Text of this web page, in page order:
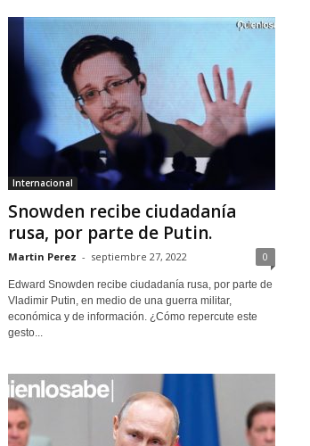
Internacional
Snowden recibe ciudadanía
rusa, por parte de Putin.
Martin Perez - septiembre 27, 2022 0
Edward Snowden recibe ciudadanía rusa, por parte de
Vladimir Putin, en medio de una guerra militar,
económica y de información. ¿Cómo repercute este
gesto...